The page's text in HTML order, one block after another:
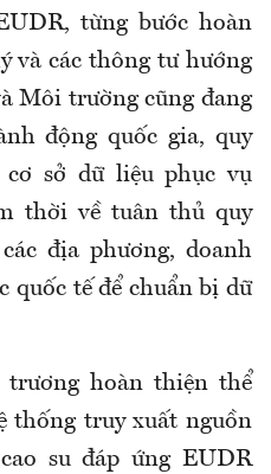
từng bước hoàn
và các thông tư hướng
Môi trường cũng đang
động quốc gia, quy
sở dữ liệu phục vụ
thời về tuân thủ quy
địa phương, doanh
quốc tế để chuẩn bị dữ
trương hoàn thiện thể
thống truy xuất nguồn
su đáp ứng EUDR